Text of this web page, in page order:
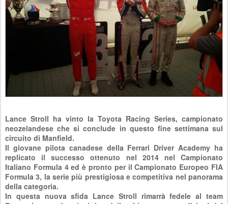
Lance Stroll ha vinto la Toyota Racing Series, campionato
neozelandese che si conclude in questo fine settimana sul
circuito di Manfield.
Il giovane pilota canadese della Ferrari Driver Academy ha
replicato il successo ottenuto nel 2014 nel Campionato
Italiano Formula 4 ed è pronto per il Campionato Europeo FIA
Formula 3, la serie più prestigiosa e competitiva nel panorama
della categoria.
In questa nuova sfida Lance Stroll rimarrà fedele al team